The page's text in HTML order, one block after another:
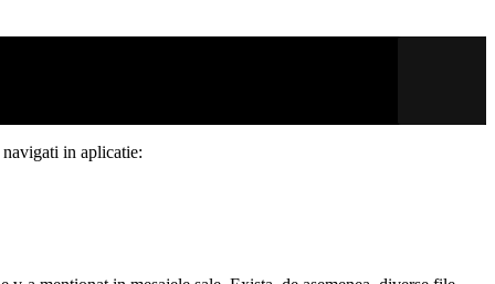
in aplicatie: